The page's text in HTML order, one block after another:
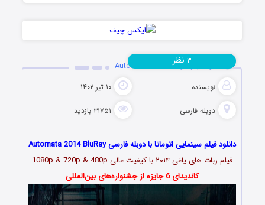
دانلود فیلم اتوماتا Automata 2014
نویسنده ۱۰ تیر ۱۴۰۲
دوبله فارسی ۳۱۷۵۱ بازدید
۳ نظر
دانلود فیلم سینمایی اتوماتا با دوبله فارسی Automata 2014 BluRay
فیلم ربات های یاغی ۲۰۱۴ با کیفیت عالی 1080p & 720p & 480p
کاندیدای 6 جایزه از جشنواره‌های بین‌المللی